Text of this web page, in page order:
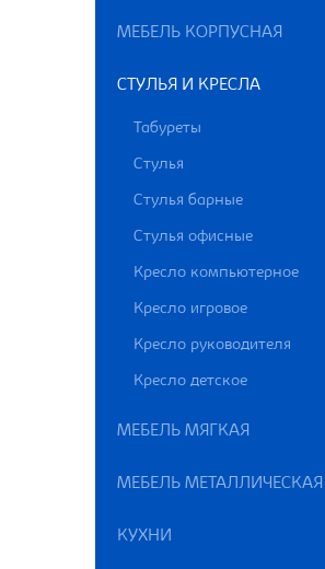
МЕБЕЛЬ КОРПУСНАЯ
СТУЛЬЯ И КРЕСЛА
Табуреты
Стулья
Стулья барные
Стулья офисные
Кресло компьютерное
Кресло игровое
Кресло руководителя
Кресло детское
МЕБЕЛЬ МЯГКАЯ
МЕБЕЛЬ МЕТАЛЛИЧЕСКАЯ
КУХНИ